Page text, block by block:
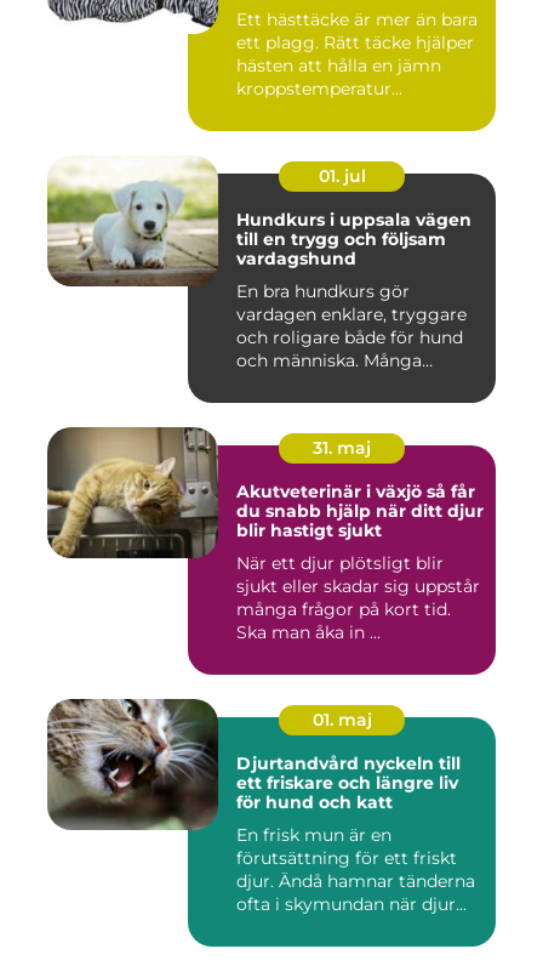
Ett hästtäcke är mer än bara
ett plagg. Rätt täcke hjälper
hästen att hålla en jämn
kroppstemperatur...
01. jul
Hundkurs i uppsala vägen
till en trygg och följsam
vardagshund
En bra hundkurs gör
vardagen enklare, tryggare
och roligare både för hund
och människa. Många
31. maj
Akutveterinär i växjö så får
du snabb hjälp när ditt djur
blir hastigt sjukt
När ett djur plötsligt blir
sjukt eller skadar sig uppstår
många frågor på kort tid.
Ska man åka in ...
01. maj
Djurtandvård nyckeln till
ett friskare och längre liv
för hund och katt
En frisk mun är en
förutsättning för ett friskt
djur. Ändå hamnar tänderna
ofta i skymundan när djur...